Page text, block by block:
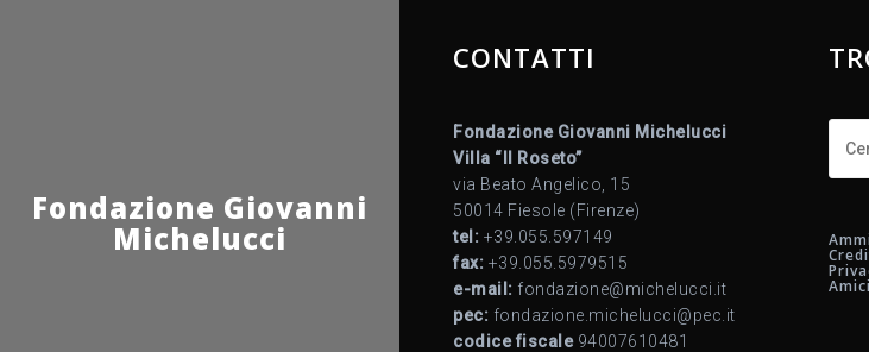
Fondazione Giovanni
Michelucci
CONTATTI
Fondazione Giovanni Michelucci
Villa “Il Roseto”
via Beato Angelico, 15
50014 Fiesole (Firenze)
tel: +39.055.597149
fax: +39.055.5979515
e-mail: fondazione@michelucci.it
pec: fondazione.michelucci@pec.it
codice fiscale94007610481
per: